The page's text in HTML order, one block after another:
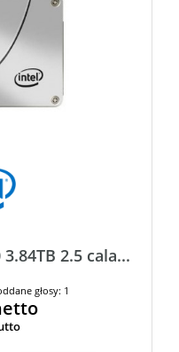
2.5 cala...
głosy: 1